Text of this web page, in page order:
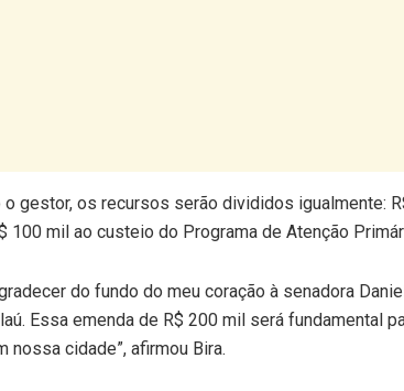
o gestor, os recursos serão divididos igualmente:
100 mil ao custeio do Programa de Atenção
do fundo do meu coração à senadora
Essa emenda de R$ 200 mil será fundamental
nossa cidade”, afirmou Bira.